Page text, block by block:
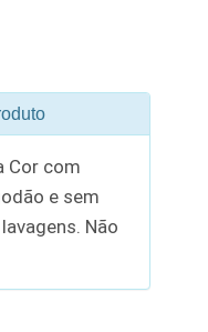
Cor com
e sem
Não